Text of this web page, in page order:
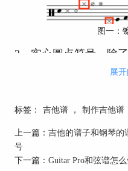
图一：
2、实心圆点符号。除
们还经常看见一个个
样也是指代专门的乐器
合它在六线谱中的具体
展
标签： 吉他谱 ， 制作吉他谱
上一篇： 吉他的谱子和钢琴的
号
下一篇： Guitar Pro和弦谱怎